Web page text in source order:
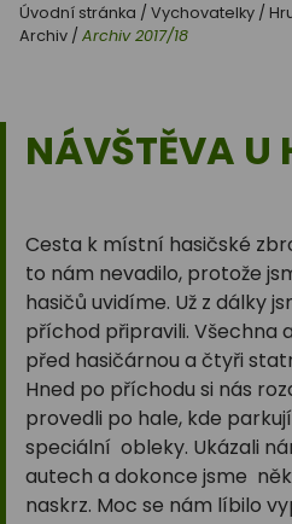
Úvodní stránka / Vychovatelky /
Archiv / Archiv 2017/18
NÁVŠTĚVA U
Cesta k místní hasičské
to nám nevadilo, protože
hasičů uvidíme. Už z dálky
příchod připravili. Všechna
před hasičárnou a čtyři
Hned po příchodu si nás
provedli po hale, kde
speciální obleky. Ukázali
autech a dokonce jsme
naskrz. Moc se nám líbilo